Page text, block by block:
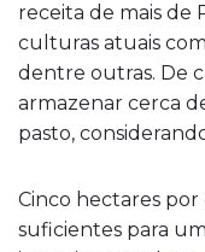
receita de mais de
culturas atuais
dentre outras. De
armazenar cerca
pasto,
Cinco hectares
suficientes para